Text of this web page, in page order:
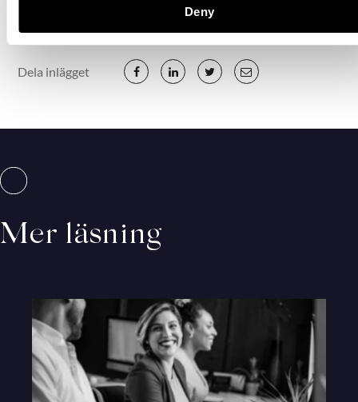
Deny
Dela inlägget
Mer läsning